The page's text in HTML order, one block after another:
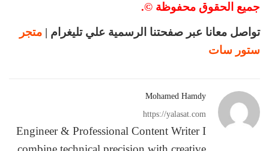
جميع الحقوق محفوظة ©.
تواصل معانا عبر صفحتنا الرسمية علي تليغرام | متجر
ستور سات
Mohamed Hamdy
https://yalasat.com
Engineer & Professional Content Writer I